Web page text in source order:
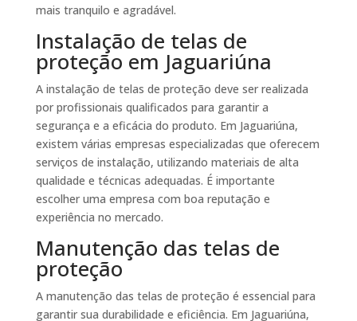
mais tranquilo e agradável.
Instalação de telas de
proteção em Jaguariúna
A instalação de telas de proteção deve ser realizada
por profissionais qualificados para garantir a
segurança e a eficácia do produto. Em Jaguariúna,
existem várias empresas especializadas que oferecem
serviços de instalação, utilizando materiais de alta
qualidade e técnicas adequadas. É importante
escolher uma empresa com boa reputação e
experiência no mercado.
Manutenção das telas de
proteção
A manutenção das telas de proteção é essencial para
garantir sua durabilidade e eficiência. Em Jaguariúna,